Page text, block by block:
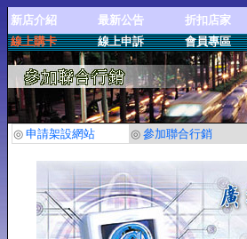
新店介紹 最新公告 折扣店家
線上購卡
線上申訴 會員專區
◎ 申請架設網站 ◎ 參加聯合行銷